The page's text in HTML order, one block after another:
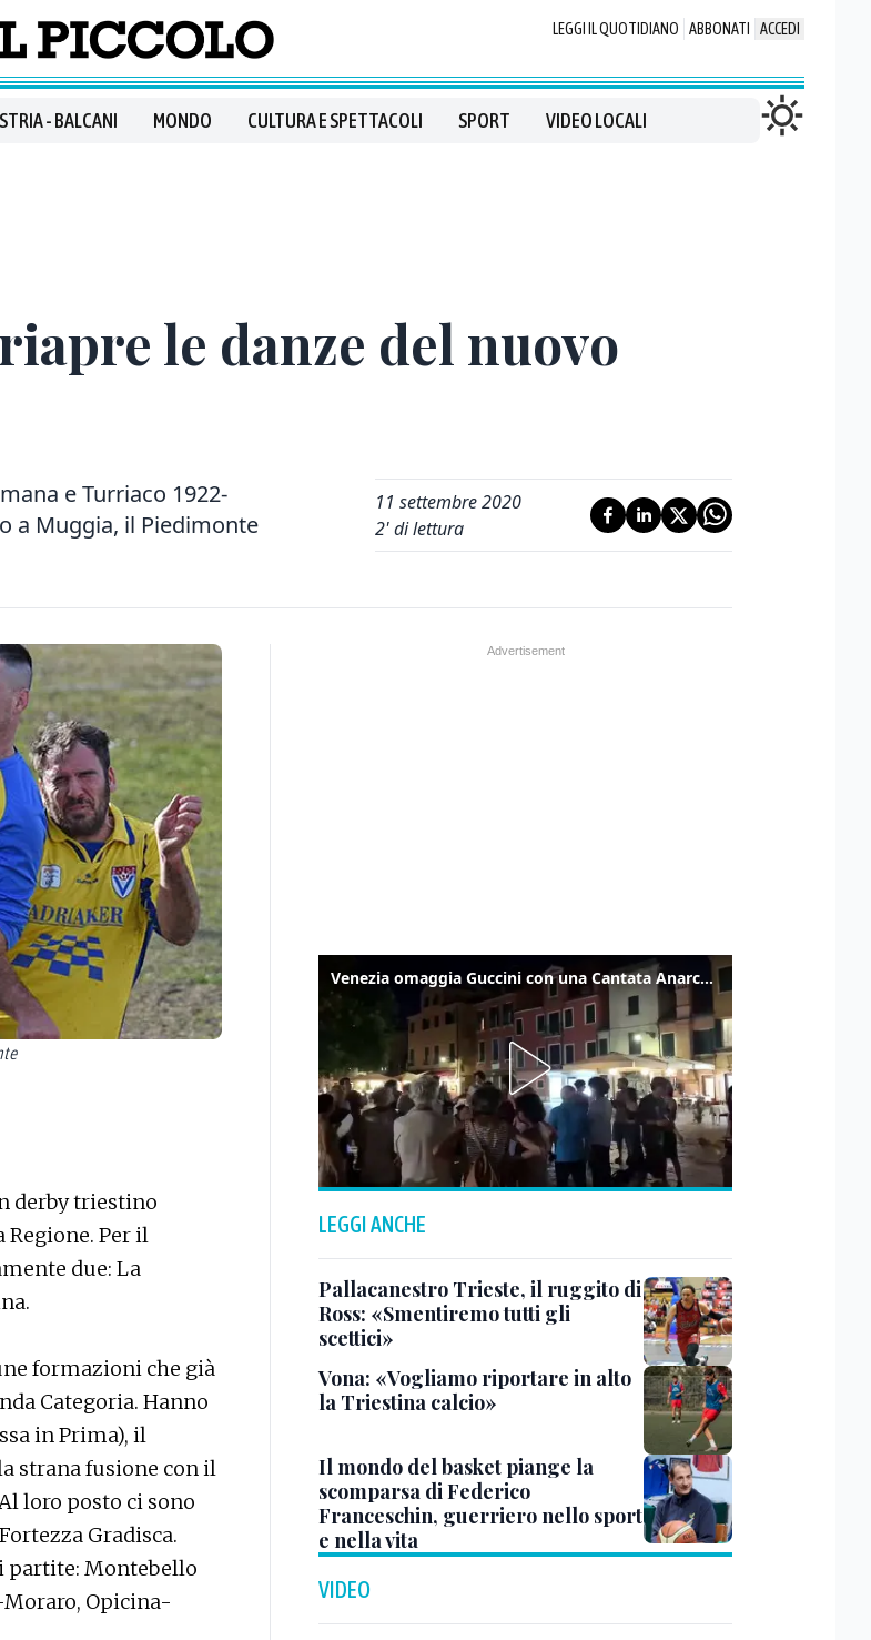
LEGGI IL QUOTIDIANO ABBONATI ACCEDI
- BALCANI MONDO CULTURA E SPETTACOLI SPORT VIDEO LOCALI
le danze del nuovo
e Turriaco 1922-
a Muggia, il Piedimonte
11 settembre 2020
2' di lettura
derby triestino
Regione. Per il
due: La
formazioni che già
Categoria. Hanno
in Prima), il
strana fusione con il
loro posto ci sono
Gradisca.
partite: Montebello
Opicina-
Venezia omaggia Guccini con una Cantata Anarchica in campo Santa Margherita
LEGGI ANCHE
Pallacanestro Trieste, il ruggito di
Ross: «Smentiremo tutti gli
scettici»
Vona: «Vogliamo riportare in alto
la Triestina calcio»
Il mondo del basket piange la
scomparsa di Federico
Franceschin, guerriero nello sport
e nella vita
VIDEO